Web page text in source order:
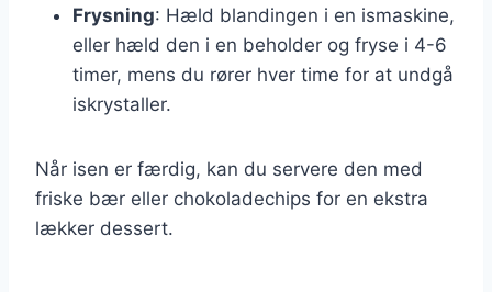
Frysning: Hæld blandingen i en ismaskine,
eller hæld den i en beholder og fryse i 4-6
timer, mens du rører hver time for at undgå
iskrystaller.
Når isen er færdig, kan du servere den med
friske bær eller chokoladechips for en ekstra
lækker dessert.